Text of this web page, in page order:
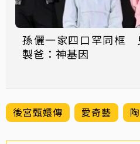
孫儷一家四口罕同框
製爸：神基因
後宮甄嬛傳 愛奇藝